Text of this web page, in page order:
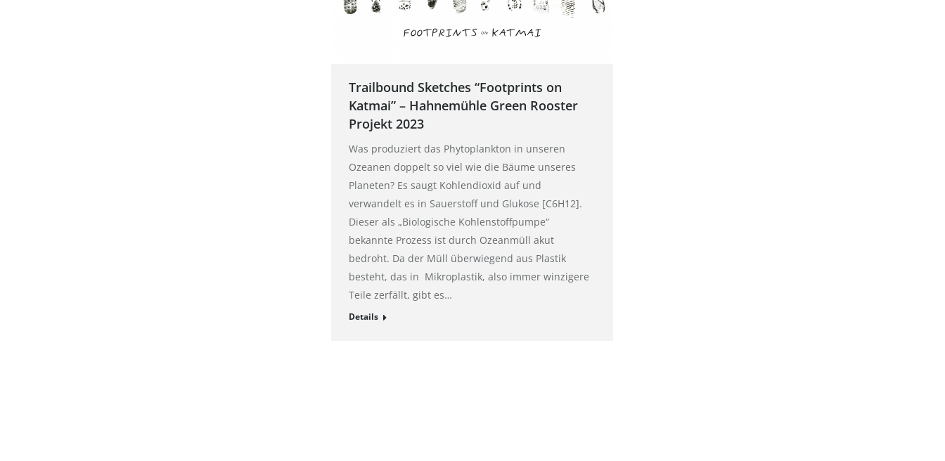
Trailbound Sketches “Footprints on
Katmai” – Hahnemühle Green Rooster
Projekt 2023
Was produziert das Phytoplankton in unseren
Ozeanen doppelt so viel wie die Bäume unseres
Planeten? Es saugt Kohlendioxid auf und
verwandelt es in Sauerstoff und Glukose [C6H12].
Dieser als „Biologische Kohlenstoffpumpe“
bekannte Prozess ist durch Ozeanmüll akut
bedroht. Da der Müll überwiegend aus Plastik
besteht, das in Mikroplastik, also immer winzigere
Teile zerfällt, gibt es…
Details